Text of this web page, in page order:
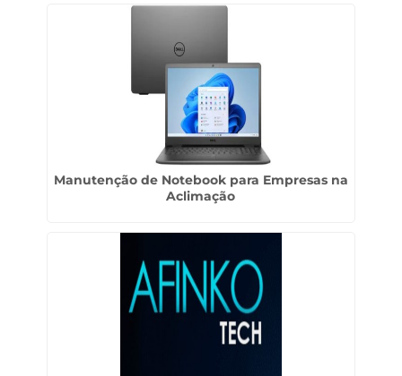
Manutenção de Notebook para Empresas na
Aclimação